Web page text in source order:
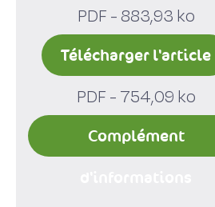
PDF - 883,93 ko
Télécharger l'article
PDF - 754,09 ko
Complément